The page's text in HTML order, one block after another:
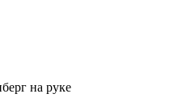
на руке